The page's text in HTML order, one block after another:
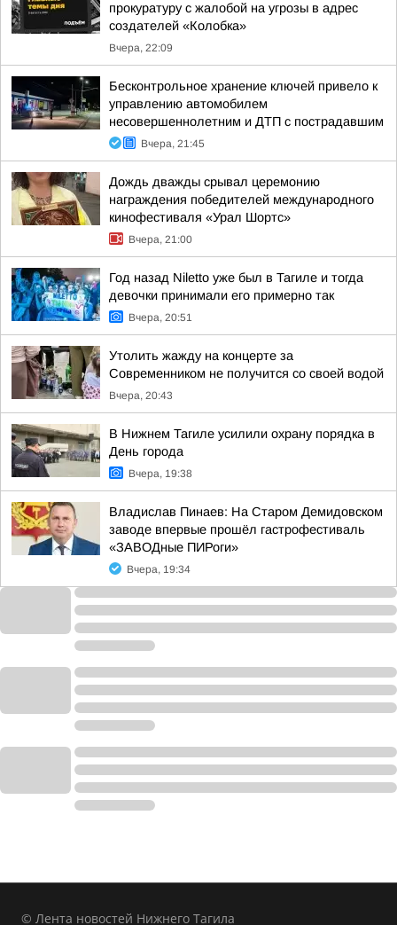
прокуратуру с жалобой на угрозы в адрес
создателей «Колобка»
Вчера, 22:09
Бесконтрольное хранение ключей привело к
управлению автомобилем
несовершеннолетним и ДТП с пострадавшим
Вчера, 21:45
Дождь дважды срывал церемонию
награждения победителей международного
кинофестиваля «Урал Шортс»
Вчера, 21:00
Год назад Niletto уже был в Тагиле и тогда
девочки принимали его примерно так
Вчера, 20:51
Утолить жажду на концерте за
Современником не получится со своей водой
Вчера, 20:43
В Нижнем Тагиле усилили охрану порядка в
День города
Вчера, 19:38
Владислав Пинаев: На Старом Демидовском
заводе впервые прошёл гастрофестиваль
«ЗАВОДные ПИРоги»
Вчера, 19:34
© Лента новостей Нижнего Тагила